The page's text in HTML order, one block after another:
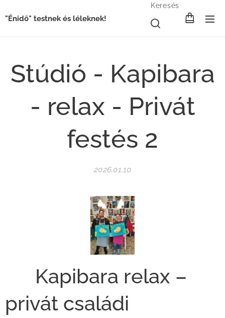
"Énidő" testnek és léleknek!
Keresés
Stúdió - Kapibara
- relax - Privát
festés 2
2026.01.10
🦫 Kapibara relax –
privát családi